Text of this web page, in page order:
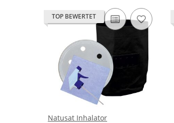
TOP BEWERTET
Natusat Inhalator